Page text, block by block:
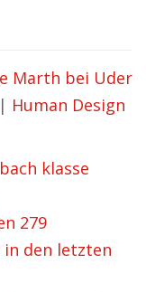
Marth bei Uder
| Human Design
klasse
279
den letzten